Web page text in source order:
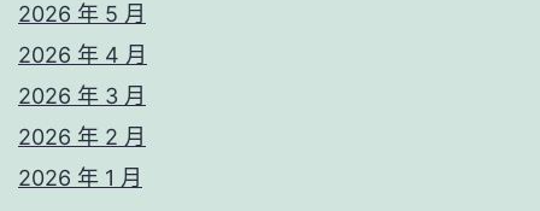
2026 年 5 月
2026 年 4 月
2026 年 3 月
2026 年 2 月
2026 年 1 月